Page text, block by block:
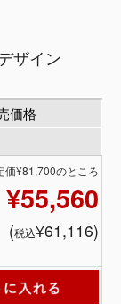
ザイン
価格
価¥81,700のところ
¥55,560
(税込¥61,116)